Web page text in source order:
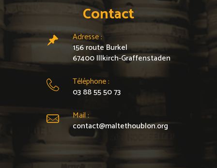
Contact
Adresse :
156 route Burkel
67400 Illkirch-Graffenstaden
Téléphone :
03 88 55 50 73
Mail :
contact@maltethoublon.org